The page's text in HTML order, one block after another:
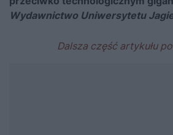
Wydawnictwo Uniwersytetu